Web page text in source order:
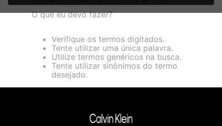
nosso Aviso de Privacidade. Quando você visita nosso site,
consideraremos isso como sua solicitação específica para
entre outros, a capacidade de comprar um item em nossa
loja virtual. Para maiores informações sobre o nosso aviso de
Cookies acesse o link.
O que eu devo fazer?
Verifique os termos digitados.
Tente utilizar uma única palavra.
Utilize termos genéricos na busca.
Tente utilizar sinônimos do termo
desejado.